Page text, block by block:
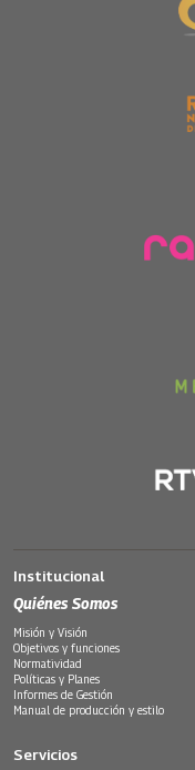
Institucional
Quiénes Somos
Misión y Visión
Objetivos y funciones
Normatividad
Políticas y Planes
Informes de Gestión
Manual de producción y estilo
Servicios